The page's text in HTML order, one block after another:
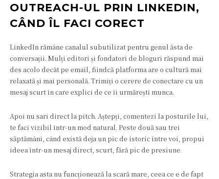
OUTREACH-UL PRIN LINKEDIN,
CÂND ÎL FACI CORECT
LinkedIn rămâne canalul subutilizat pentru genul ăsta de
conversații. Mulți editori și fondatori de bloguri răspund mai
des acolo decât pe email, fiindcă platforma are o cultură mai
relaxată și mai personală. Trimiți o cerere de conectare cu un
mesaj scurt în care explici de ce îi urmărești munca.
Apoi nu sari direct la pitch. Aștepți, comentezi la posturile lui,
te faci vizibil într-un mod natural. Peste două sau trei
săptămâni, când există deja un pic de istoric între voi, propui
ideea într-un mesaj direct, scurt, fără pic de presiune.
Strategia asta nu funcționează la scară mare, ceea ce e de fapt